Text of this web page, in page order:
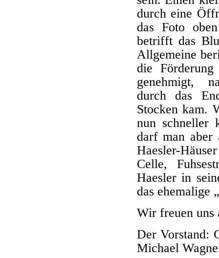
durch eine
das Foto
betrifft das
Allgemeine
die
genehmigt,
durch das
Stocken kam.
nun schneller
darf man aber
Haesler-
Celle,
Haesler in
das ehemalige
Wir freuen uns
Der Vorstand:
Michael